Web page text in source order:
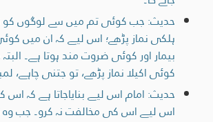
حدیث: جب کوئی تم میں سے لوگوں کو
ہلکی نماز پڑھے؛ اس لیے کہ ان میں
بیمار اور کوئی ضروت مند ہوتا ہے۔
کوئی اکیلا نماز پڑھے، تو جتنی چاہے،
حدیث: امام اس لیے بنایاجاتا ہے کہ
اس لیے اس کی مخالفت نہ کرو۔ جب وہ